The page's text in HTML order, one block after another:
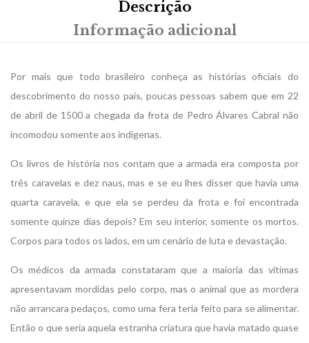
Descrição
Informação adicional
Por mais que todo brasileiro conheça as histórias oficiais do
descobrimento do nosso país, poucas pessoas sabem que em 22
de abril de 1500 a chegada da frota de Pedro Álvares Cabral não
incomodou somente aos indígenas.
Os livros de história nos contam que a armada era composta por
três caravelas e dez naus, mas e se eu lhes disser que havia uma
quarta caravela, e que ela se perdeu da frota e foi encontrada
somente quinze dias depois? Em seu interior, somente os mortos.
Corpos para todos os lados, em um cenário de luta e devastação.
Os médicos da armada constataram que a maioria das vítimas
apresentavam mordidas pelo corpo, mas o animal que as mordera
não arrancara pedaços, como uma fera teria feito para se alimentar.
Então o que seria aquela estranha criatura que havia matado quase